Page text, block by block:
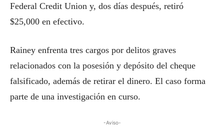
Federal Credit Union y, dos días después, retiró
$25,000 en efectivo.
Rainey enfrenta tres cargos por delitos graves
relacionados con la posesión y depósito del cheque
falsificado, además de retirar el dinero. El caso forma
parte de una investigación en curso.
-Aviso-